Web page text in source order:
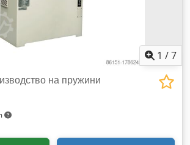
1 /7
на пружини